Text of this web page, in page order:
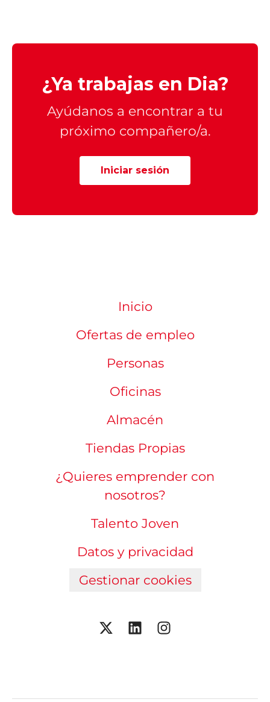
¿Ya trabajas en Dia?
Ayúdanos a encontrar a tu
próximo compañero/a.
Iniciar sesión
Inicio
Ofertas de empleo
Personas
Oficinas
Almacén
Tiendas Propias
¿Quieres emprender con
nosotros?
Talento Joven
Datos y privacidad
Gestionar cookies